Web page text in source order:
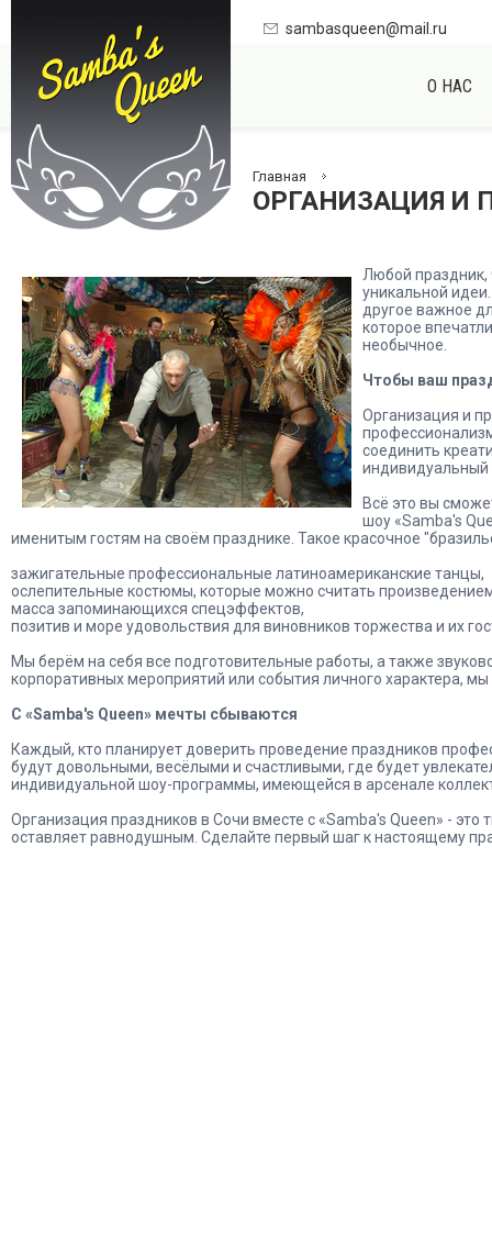
sambasqueen@mail.ru
О НАС
Главная
ОРГАНИЗАЦИЯ И
Любой праздник,
уникальной
другое важное
которое
необычное.
Чтобы ваш
Организация и
соединить
Всё это вы
шоу «Samba's
именитым гостям на своём празднике. Такое красочное
зажигательные профессиональные латиноамериканские танцы,
ослепительные костюмы, которые можно считать
масса запоминающихся спецэффектов,
позитив и море удовольствия для виновников торжества и их
Мы берём на себя все подготовительные работы, а также
корпоративных мероприятий или события личного характера,
С «Samba's Queen» мечты сбываются
Каждый, кто планирует доверить проведение праздников
будут довольными, весёлыми и счастливыми, где будет
индивидуальной шоу-программы, имеющейся в арсенале
Организация праздников в Сочи вместе с «Samba's Queen» - это
оставляет равнодушным. Сделайте первый шаг к настоящему